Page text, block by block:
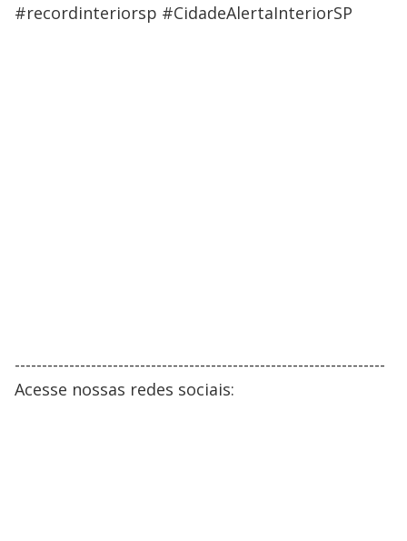
#recordinteriorsp #CidadeAlertaInteriorSP
--------------------------------------------------------------------
Acesse nossas redes sociais: